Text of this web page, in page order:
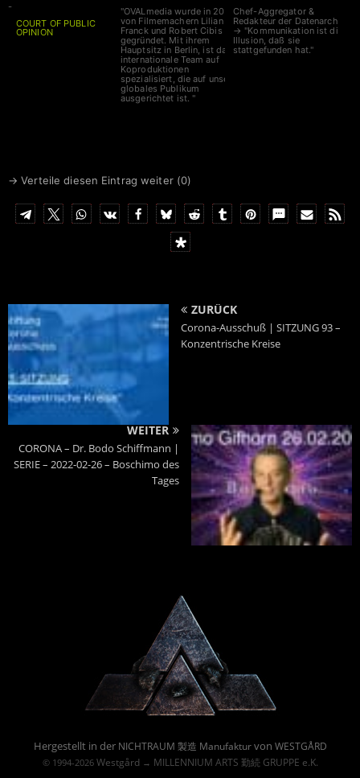
-
COURT OF PUBLIC
OPINION
"OVALmedia wurde in 2002
von Filmemachern Lilian
Franck und Robert Cibis
gegründet. Mit ihrem
Hauptsitz in Berlin, ist das
internationale Team auf
Koproduktionen
spezialisiert, die auf unser
globales Publikum
ausgerichtet ist. "
Chef-Aggregator &
Redakteur der Datenarche
→ "Kommunikation ist die
Illusion, daß sie
stattgefunden hat."
→ Verteile diesen Eintrag weiter (0)
ZURÜCK
Corona-Ausschuß | SITZUNG 93 –
Konzentrische Kreise
WEITER
CORONA – Dr. Bodo Schiffmann |
SERIE – 2022-02-26 – Boschimo des
Tages
Hergestellt in der NICHTRAUM 製造 Manufakturvon WESTGÅRD
© 1994-2026 Westgård→ MILLENNIUM ARTS 勤続 GRUPPE e.K.
Powered By :